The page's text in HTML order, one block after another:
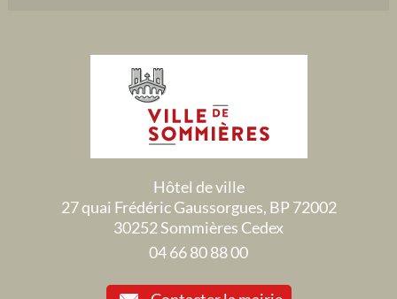
Hôtel de ville
27 quai Frédéric Gaussorgues, BP 72002
30252 Sommières Cedex
04 66 80 88 00